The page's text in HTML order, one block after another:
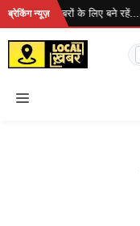
Skip
content
ब्रेकिंग न्यूज़
है... ताज़ा खबरों के लिए बने रहें...
Menu